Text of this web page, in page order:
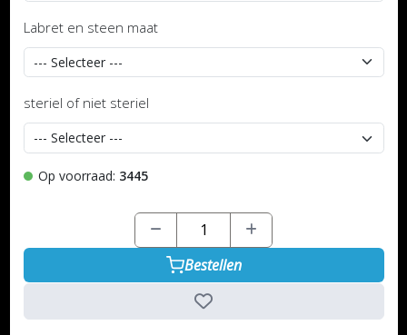
Labret en steen maat
steriel of niet steriel
Op voorraad: 3445
Bestellen